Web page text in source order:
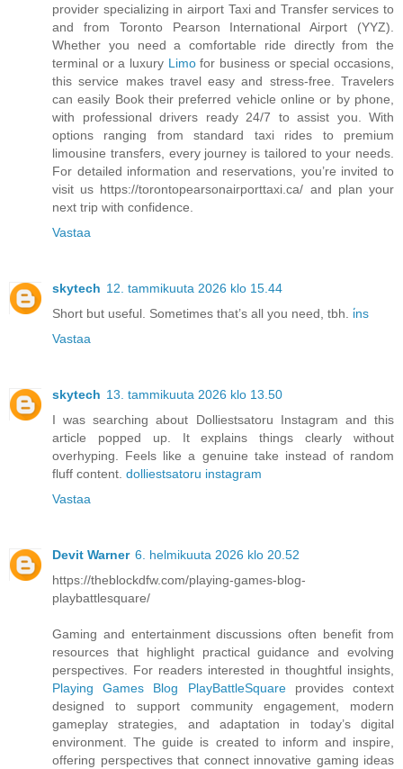
provider specializing in airport Taxi and Transfer services to
and from Toronto Pearson International Airport (YYZ).
Whether you need a comfortable ride directly from the
terminal or a luxury Limofor business or special occasions,
this service makes travel easy and stress-free. Travelers
can easily Book their preferred vehicle online or by phone,
with professional drivers ready 24/7 to assist you. With
options ranging from standard taxi rides to premium
limousine transfers, every journey is tailored to your needs.
For detailed information and reservations, you’re invited to
visit us https://torontopearsonairporttaxi.ca/ and plan your
next trip with confidence.
Vastaa
skytech 12. tammikuuta 2026 klo 15.44
Short but useful. Sometimes that’s all you need, tbh. i̇ns
Vastaa
skytech 13. tammikuuta 2026 klo 13.50
I was searching about Dolliestsatoru Instagram and this
article popped up. It explains things clearly without
overhyping. Feels like a genuine take instead of random
fluff content. dolliestsatoru instagram
Vastaa
Devit Warner 6. helmikuuta 2026 klo 20.52
https://theblockdfw.com/playing-games-blog-
playbattlesquare/
Gaming and entertainment discussions often benefit from
resources that highlight practical guidance and evolving
perspectives. For readers interested in thoughtful insights,
Playing Games Blog PlayBattleSquareprovides context
designed to support community engagement, modern
gameplay strategies, and adaptation in today’s digital
environment. The guide is created to inform and inspire,
offering perspectives that connect innovative gaming ideas